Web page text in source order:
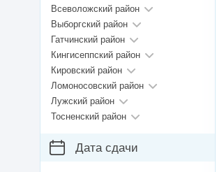
Всеволожский район
Выборгский район
Гатчинский район
Кингисеппский район
Кировский район
Ломоносовский район
Лужский район
Тосненский район
Дата сдачи